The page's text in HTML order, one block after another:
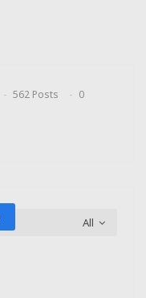
562 Posts
0
All